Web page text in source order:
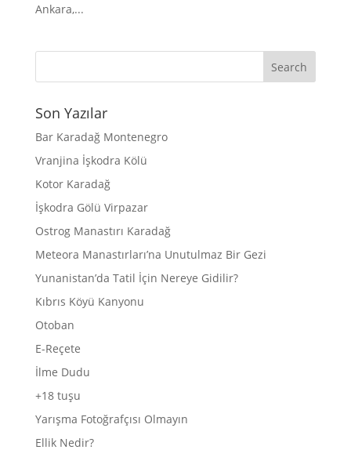
Ankara,...
Son Yazılar
Bar Karadağ Montenegro
Vranjina İşkodra Kölü
Kotor Karadağ
İşkodra Gölü Virpazar
Ostrog Manastırı Karadağ
Meteora Manastırları’na Unutulmaz Bir Gezi
Yunanistan’da Tatil İçin Nereye Gidilir?
Kıbrıs Köyü Kanyonu
Otoban
E-Reçete
İlme Dudu
+18 tuşu
Yarışma Fotoğrafçısı Olmayın
Ellik Nedir?